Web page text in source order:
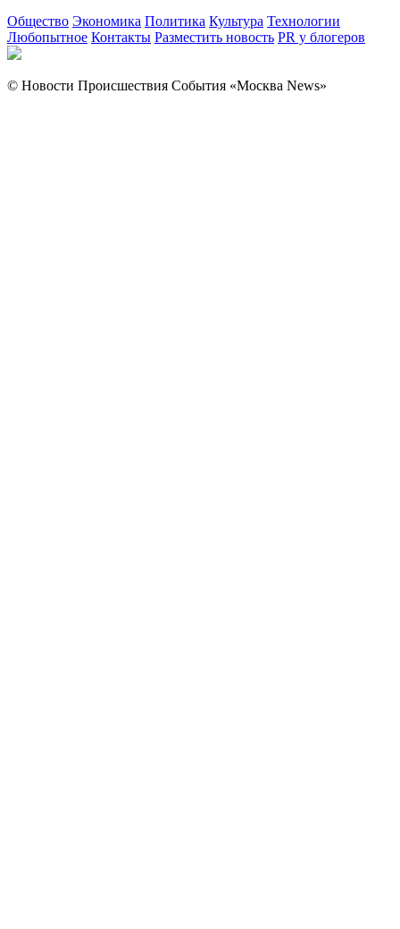
Общество Экономика Политика Культура Технологии
Любопытное Контакты Разместить новость PR у блогеров
© Новости Происшествия События «Москва News»